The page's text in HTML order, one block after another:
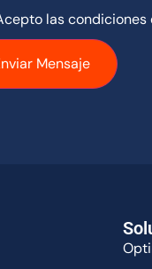
las condiciones